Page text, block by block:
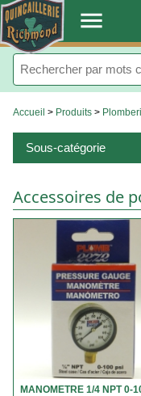
. menu
Accueil > Produits >
Sous-catégorie
Accessoires de
MANOMETRE 1/4 NPT 0-